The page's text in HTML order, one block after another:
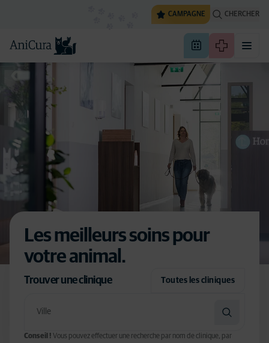
CAMPAGNE CHERCHER
Les meilleurs soins pour
votre animal.
Trouver une clinique Toutes les cliniques
Conseil ! Vous pouvez effectuer une recherche par nom de clinique, par